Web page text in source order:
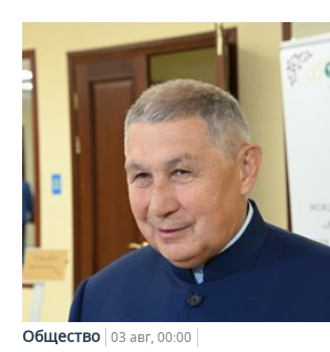
Общество 03 авг, 00:00